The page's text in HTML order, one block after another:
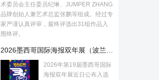
术委员会主任委员纪琳、JUMPER ZHANG
品牌创始人兼艺术总监张鹏等组成。经过专
家严谨认真评审，最终评选出31组作品入
围终评。
2026年第19届墨西哥国际
海报双年展近日公布入选